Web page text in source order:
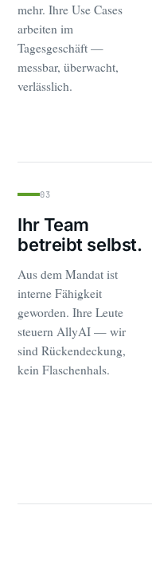
mehr. Ihre Use Cases
arbeiten im
Tagesgeschäft —
messbar, überwacht,
verlässlich.
03
Ihr Team
betreibt selbst.
Aus dem Mandat ist
interne Fähigkeit
geworden. Ihre Leute
steuern AllyAI — wir
sind Rückendeckung,
kein Flaschenhals.